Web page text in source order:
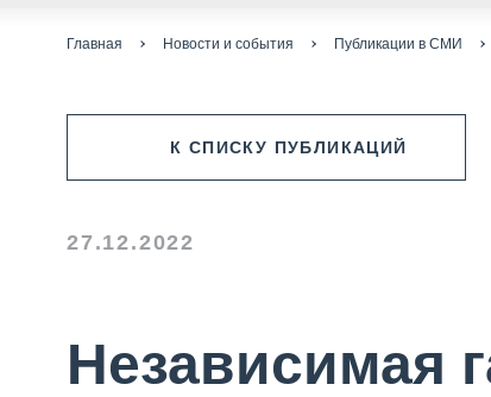
Главная Новости и события Публикации в СМИ
К СПИСКУ ПУБЛИКАЦИЙ
27.12.2022
Независимая